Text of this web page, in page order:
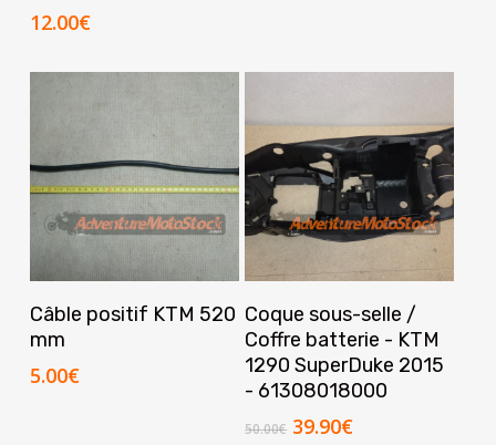
12.00€
Ajouter Au Panier
Câble positif KTM 520
mm
5.00€
Ajouter Au Panier
Coque sous-selle /
Coffre batterie - KTM
1290 SuperDuke 2015
- 61308018000
50.00€ Le
39.90€Le